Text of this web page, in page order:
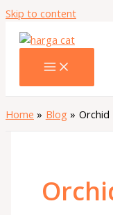
Skip to content
Home Blog Orchid